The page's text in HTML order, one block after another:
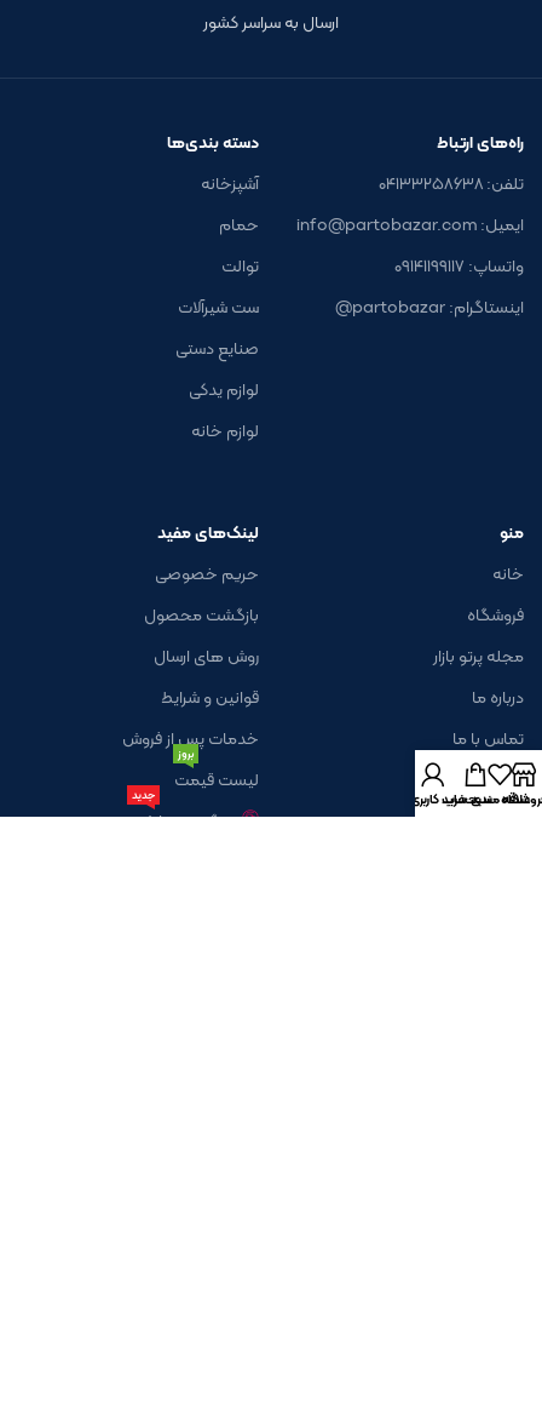
ارسال به سراسر کشور
راه‌های ارتباط
تلفن: ۰۴۱۳۳۲۵۸۶۳۸
ایمیل: info@partobazar.com
واتساپ: ۰۹۱۴۱۱۹۹۱۱۷
اینستاگرام: partobazar@
دسته بندی‌ها
آشپزخانه
حمام
توالت
ست شیرآلات
صنایع دستی
لوازم یدکی
لوازم خانه
منو
خانه
فروشگاه
مجله پرتو بازار
درباره ما
تماس با ما
لینک‌های مفید
حریم خصوصی
بازگشت محصول
روش های ارسال
قوانین و شرایط
خدمات پس از فروش
لیست قیمت
بروز
پیگیری سفارش
جدید علاقه مندیسبد خرید
حساب کاربری من